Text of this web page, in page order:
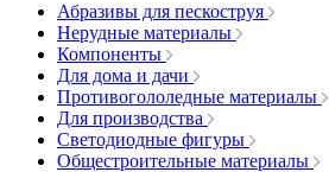
Абразивы для пескоструя
Нерудные материалы
Компоненты
Для дома и дачи
Противогололедные материалы
Для производства
Светодиодные фигуры
Общестроительные материалы